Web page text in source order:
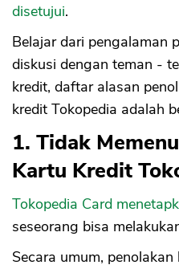
disetujui.
Belajar dari pengalaman
diskusi dengan teman -
kredit, daftar alasan
kredit Tokopedia adalah
1. Tidak
Kartu Kredit
Tokopedia Card
seseorang bisa
Secara umum,